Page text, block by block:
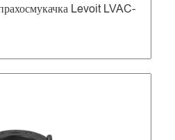
Levoit LVAC-